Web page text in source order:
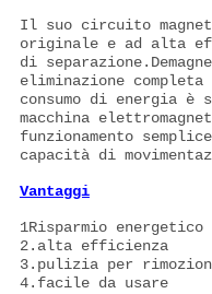
Il suo circuito
originale e ad alta
di
eliminazione
consumo di energia è
macchina
funzionamento
capacità di
Vantaggi
1Risparmio energetico
2.alta efficienza
3.pulizia per
4.facile da usare